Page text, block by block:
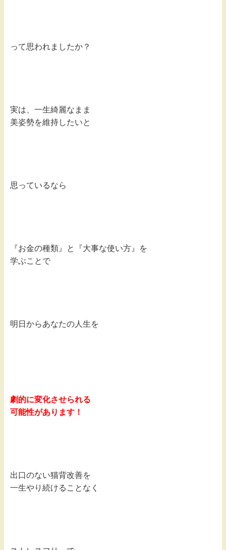
って思われましたか？
実は、一生綺麗なまま
美姿勢を維持したいと
思っているなら
『お金の種類』と『大事な使い方』を
学ぶことで
明日からあなたの人生を
劇的に変化させられる
可能性があります！
出口のない猫背改善を
一生やり続けることなく